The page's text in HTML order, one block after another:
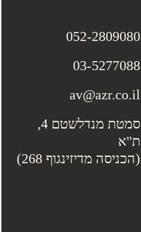
052-2809080
03-5277088
av@azr.co.il
סמטת מנדלשטם 4,
ת"א
(הכניסה מדיזינגוף 268)